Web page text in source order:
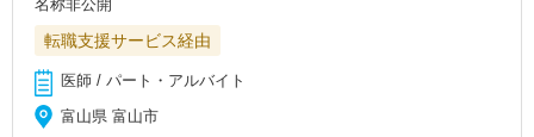
名称非公開
転職支援サービス経由
医師 / パート・アルバイト
富山県 富山市